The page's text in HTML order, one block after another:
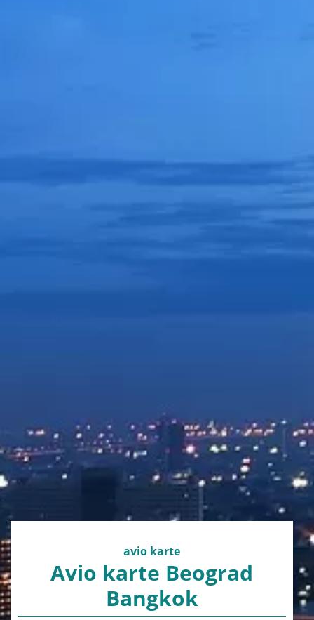
avio karte
Avio karte Beograd
Bangkok